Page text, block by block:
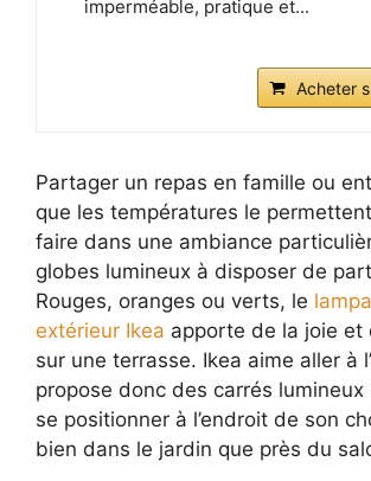
imperméable, pratique et...
Acheter
Partager un repas en famille ou
que les températures le
faire dans une ambiance
globes lumineux à disposer de
Rouges, oranges ou verts, le
extérieur Ikea apporte de la joie et
sur une terrasse. Ikea aime aller à
propose donc des carrés lumineux
se positionner à l’endroit de son
bien dans le jardin que près du